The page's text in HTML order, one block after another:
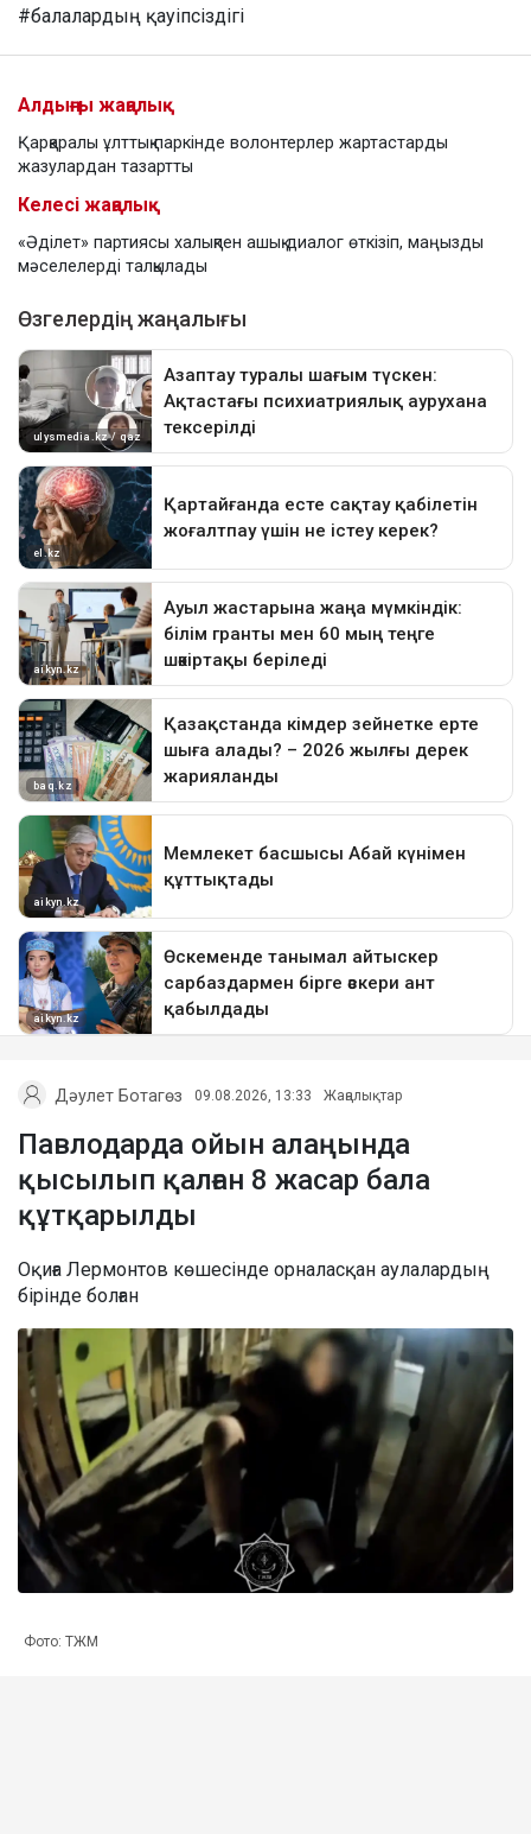
#балалардың қауіпсіздігі
Алдыңғы жаңалық
Қарқаралы ұлттық паркінде волонтерлер жартастарды
жазулардан тазартты
Келесі жаңалық
«Әділет» партиясы халықпен ашық диалог өткізіп, маңызды
мәселелерді талқылады
Дәулет Ботагөз 09.08.2026, 13:33 Жаңалықтар
Павлодарда ойын алаңында
қысылып қалған 8 жасар бала
құтқарылды
Оқиға Лермонтов көшесінде орналасқан аулалардың
бірінде болған
Фото: ТЖМ